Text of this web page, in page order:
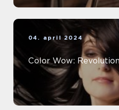
04. april 2024
Color Wow: